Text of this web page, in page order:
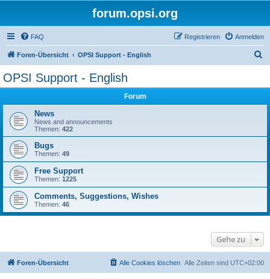
forum.opsi.org
FAQ Anmelden
Registrieren
Foren-Übersicht OPSI Support - English
OPSI Support - English
Forum
News
News and announcements
Themen: 422
Bugs
Themen: 49
Free Support
Themen: 1225
Comments, Suggestions, Wishes
Themen: 46
Gehe zu
Foren-Übersicht Alle Zeiten sind UTC+02:00
Alle Cookies löschen